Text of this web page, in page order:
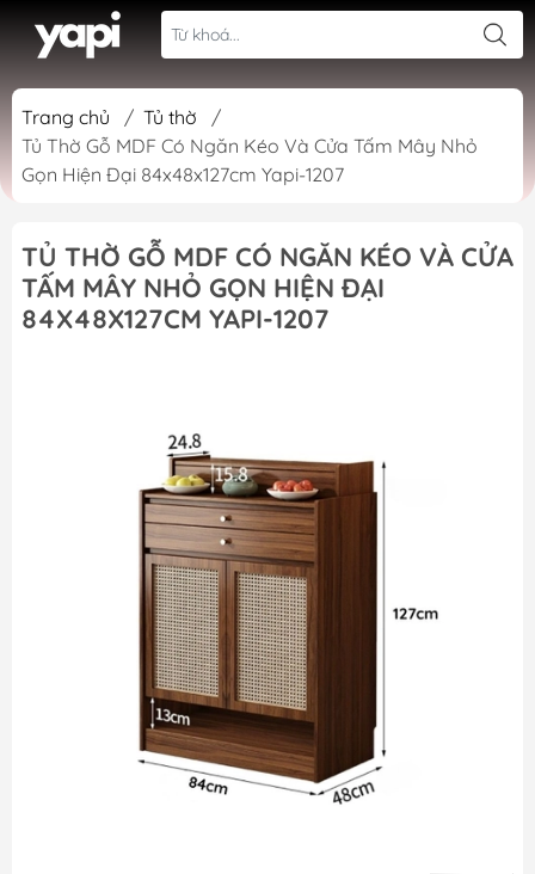
Trang chủ / Tủ thờ
/
Tủ Thờ Gỗ MDF Có Ngăn Kéo Và Cửa Tấm Mây Nhỏ
Gọn Hiện Đại 84x48x127cm Yapi-1207
TỦ THỜ GỖ MDF CÓ NGĂN KÉO VÀ CỬA
TẤM MÂY NHỎ GỌN HIỆN ĐẠI
84X48X127CM YAPI-1207